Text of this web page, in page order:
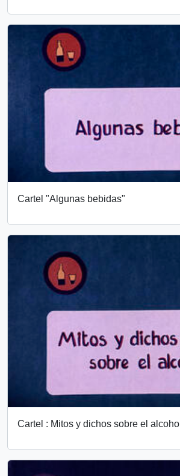
Cartel "Algunas bebidas"
Cartel : Mitos y dichos sobre el alcohol